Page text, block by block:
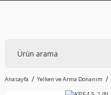
Anasayfa Yelken ve Arma Donanım